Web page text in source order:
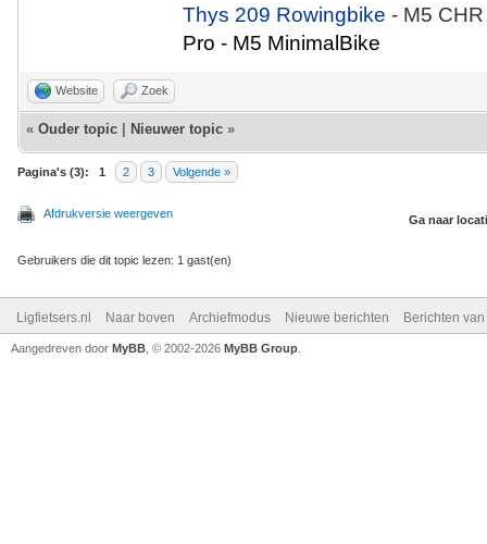
Thys 209 Rowingbike- M5
Pro - M5 MinimalBike
Website Zoek
« Ouder topic Nieuwer topic »
Pagina's (3): 1 2 3 Volgende »
Afdrukversie weergeven Ga naar
Gebruikers die dit topic lezen: 1 gast(en)
Ligfietsers.nl Naar boven Archiefmodus Nieuwe berichten Berichten
Aangedreven door MyBB , © 2002-2026 MyBB Group